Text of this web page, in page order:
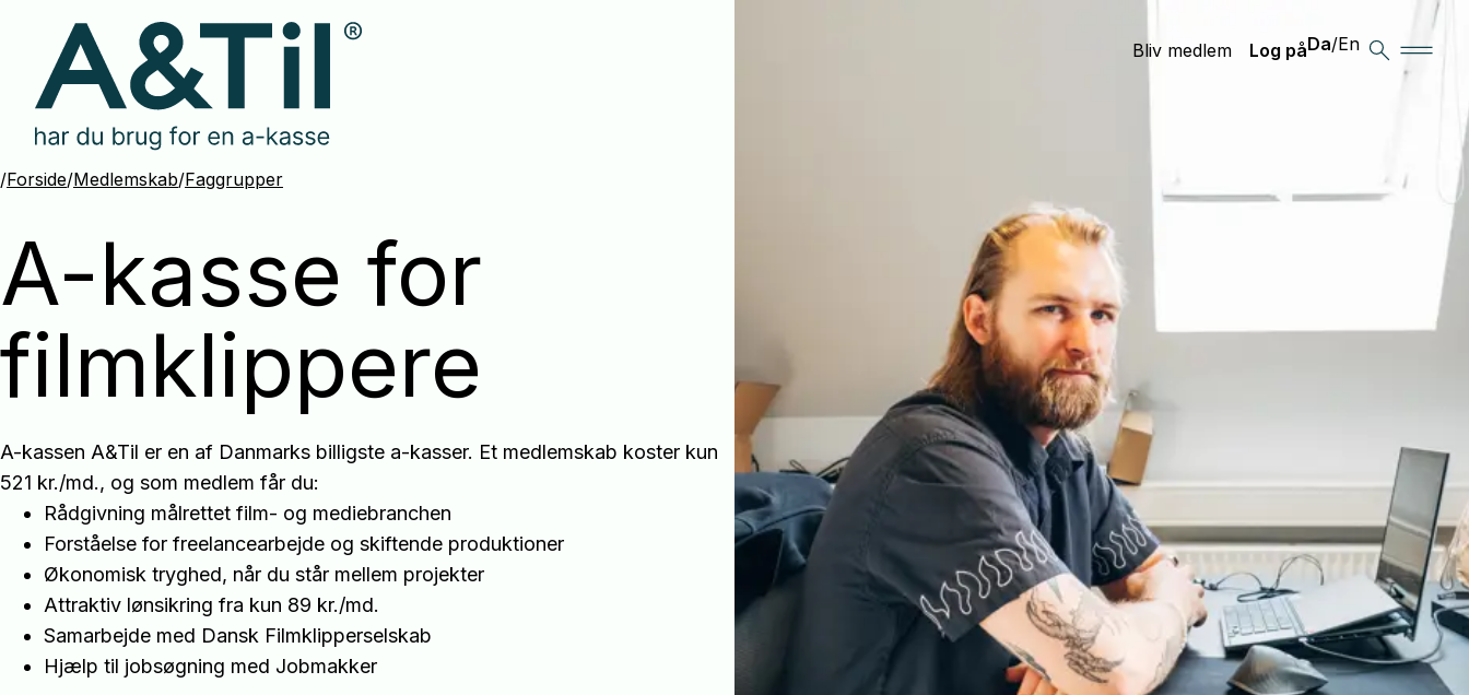
indhold
Bliv medlem Log påDa/En
/Forside/Medlemskab/Faggrupper
A-kasse for
filmklippere
A-kassen A&Til er en af Danmarks billigste a-kasser. Et medlemskab koster kun
521 kr./md., og som medlem får du:
Rådgivning målrettet film- og mediebranchen
Forståelse for freelancearbejde og skiftende produktioner
Økonomisk tryghed, når du står mellem projekter
Attraktiv lønsikring fra kun 89 kr./md.
Samarbejde med Dansk Filmklipperselskab
Hjælp til jobsøgning med Jobmakker